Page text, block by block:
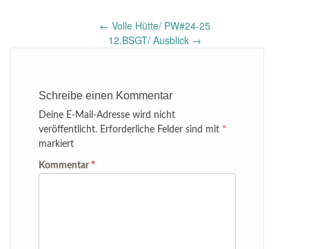
← Volle Hütte/ PW#24-25
12.BSGT/ Ausblick →
Schreibe einen Kommentar
Deine E-Mail-Adresse wird nicht
veröffentlicht. Erforderliche Felder sind mit *
markiert
Kommentar *